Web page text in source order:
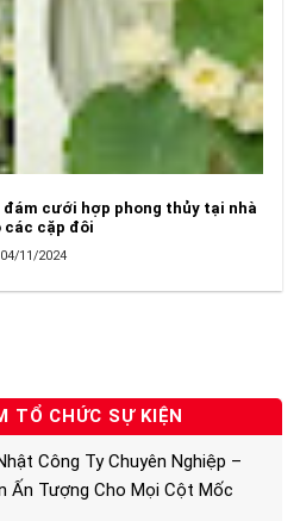
cưới hợp phong thủy tại nhà
các cặp đôi
04/11/2024
TỔ CHỨC SỰ KIỆN
Công Ty Chuyên Nghiệp –
Ấn Tượng Cho Mọi Cột Mốc